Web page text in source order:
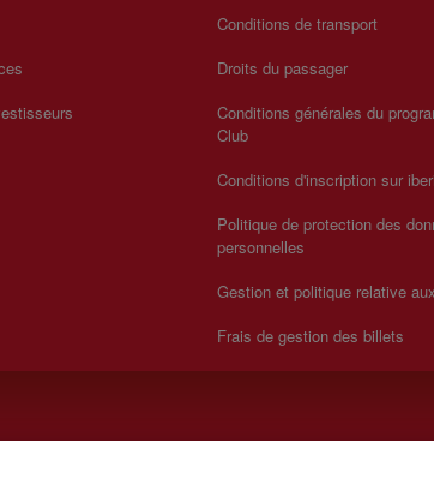
Conditions de transport
Droits du passager
Conditions générales du
Club
Conditions d'inscription sur
Politique de protection des
personnelles
Gestion et politique relative
Frais de gestion des billets